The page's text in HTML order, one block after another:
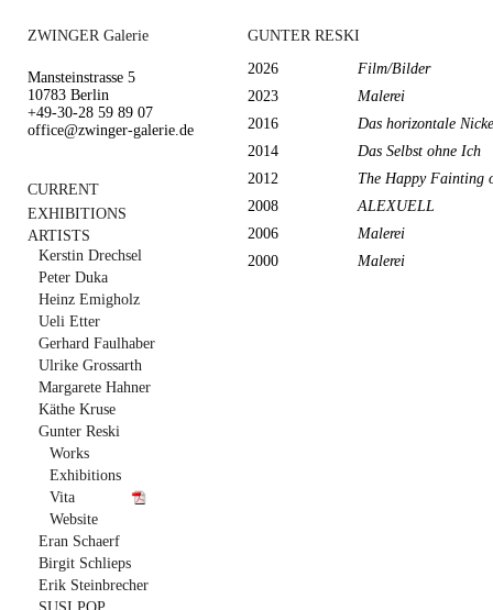
ZWINGER Galerie
Mansteinstrasse 5
10783 Berlin
+49-30-28 59 89 07
office@zwinger-galerie.de
CURRENT
EXHIBITIONS
ARTISTS
Kerstin Drechsel
Peter Duka
Heinz Emigholz
Ueli Etter
Gerhard Faulhaber
Ulrike Grossarth
Margarete Hahner
Käthe Kruse
Gunter Reski
Works
Exhibitions
Vita
Website
Eran Schaerf
Birgit Schlieps
Erik Steinbrecher
GUNTER RESKI
2026
Film/Bilder
2023
Malerei
2016
Das horizontale
2014
Das Selbst ohne Ich
2012
The Happy Fainting
2008
ALEXUELL
2006
Malerei
2000
Malerei